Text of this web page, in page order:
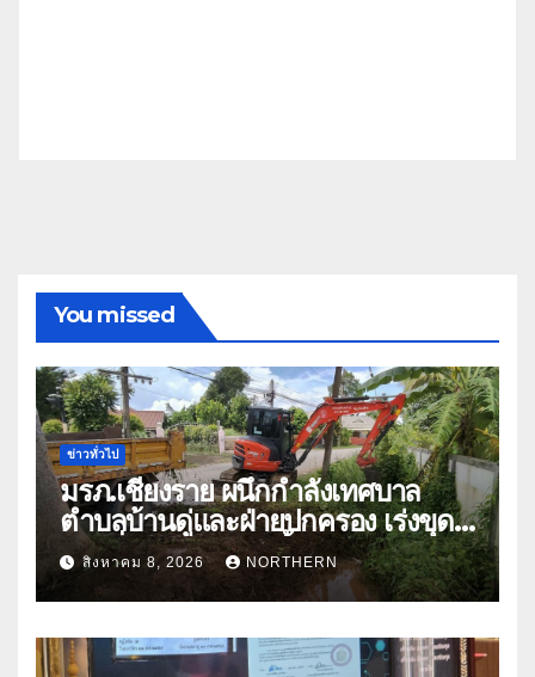
You missed
ข่าวทั่วไป
มรภ.เชียงราย ผนึกกำลังเทศบาล
ตำบลบ้านดู่และฝ่ายปกครอง เร่งขุด
ลอกสิ่งกีดขวางทางน้ำ ป้องกันและลด
ปัญหาน้ำท่วม
สิงหาคม 8, 2026 NORTHERN